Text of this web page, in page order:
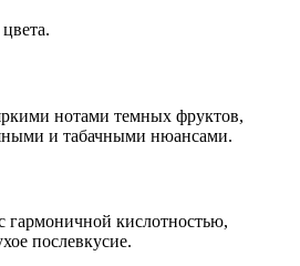
нотами темных фруктов,
и табачными нюансами.
кислотностью,
послевкусие.